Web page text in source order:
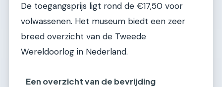
De toegangsprijs ligt rond de €17,50 voor
volwassenen. Het museum biedt een zeer
breed overzicht van de Tweede
Wereldoorlog in Nederland.
Een overzicht van de bevrijding